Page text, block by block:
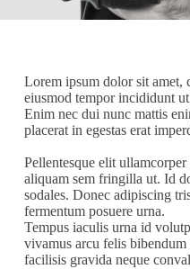
Lorem ipsum dolor sit amet,
eiusmod tempor incididunt
Enim nec dui nunc mattis
placerat in egestas erat
Pellentesque elit
aliquam sem fringilla ut. Id
sodales. Donec adipiscing
fermentum posuere urna.
Tempus iaculis urna id
vivamus arcu felis
facilisis gravida neque